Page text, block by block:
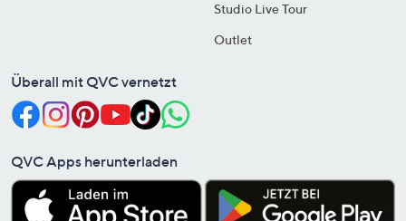
Studio Live Tour
Outlet
Überall mit QVC vernetzt
QVC Apps herunterladen